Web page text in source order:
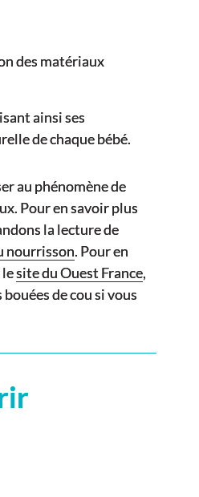
des matériaux
ainsi ses
de chaque bébé.
au phénomène de
Pour en savoir plus
la lecture de
nourrisson. Pour en
site du Ouest France,
de cou si vous